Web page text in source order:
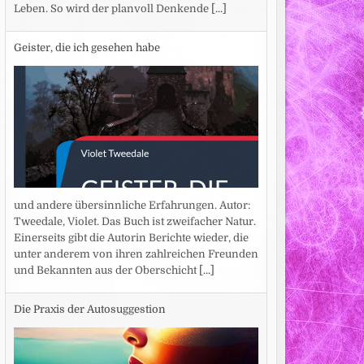
Leben. So wird der planvoll Denkende [...]
Geister, die ich gesehen habe
und andere übersinnliche Erfahrungen. Autor:
Tweedale, Violet. Das Buch ist zweifacher Natur.
Einerseits gibt die Autorin Berichte wieder, die
unter anderem von ihren zahlreichen Freunden
und Bekannten aus der Oberschicht [...]
Die Praxis der Autosuggestion